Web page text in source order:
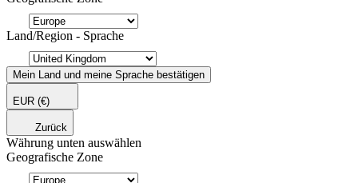
Land/Region - Sprache
Mein Land und meine Sprache bestätigen
EUR (€)
Zurück
Währung unten auswählen
Geografische Zone